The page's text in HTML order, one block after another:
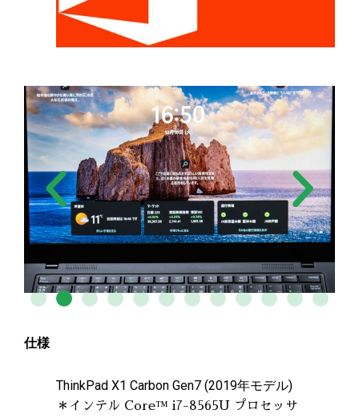
仕様
ThinkPad X1 Carbon Gen7 (2019年モデル)
＊インテル Core™ i7-8565U プロセッサ